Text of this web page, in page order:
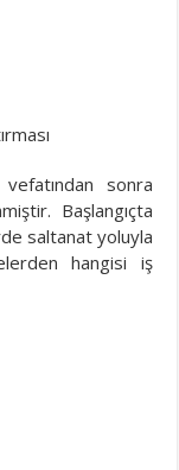
sonra
Başlangıçta
saltanat yoluyla
hangisi iş